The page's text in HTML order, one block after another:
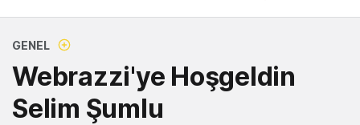
GENEL
Webrazzi'ye Hoşgeldin
Selim Şumlu